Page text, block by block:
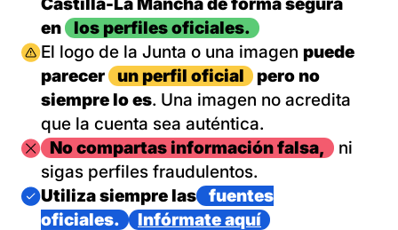
Castilla-La Mancha de forma segura
en
los perfiles oficiales.
Imagen
El logo de la Junta o una imagen puede
parecer
un perfil oficial
pero no
siempre lo es. Una imagen no acredita
que la cuenta sea auténtica.
ImagenNo compartas información falsa,
ni
sigas perfiles fraudulentos.
Imagen
Utiliza siempre las
fuentes
oficiales.
Infórmate aquí